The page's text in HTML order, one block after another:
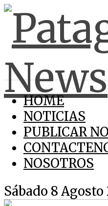
HOME
NOTICIAS
PUBLICAR
NOSOTROS
Sábado 8 Agosto